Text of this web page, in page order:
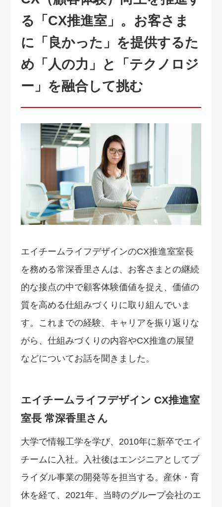
る「CX推進室」。お客さま
に「良かった」を提供するた
め「人の力」と「テクノロジ
ー」を融合して挑む
エイチームライフデザインのCX推進室室長
を務める常深香里さんは、お客さまとの継続
的な接点の中で顧客体験価値を捉え、価値の
質を高める仕組みづくりに取り組んでいま
す。これまでの経験、キャリアを振り返りな
がら、仕組みづくりの内容やCX推進の展望
などについてお話を聞きました。
エイチームライフデザイン CX推進室
室長 常深香里さん
大学で情報工学を学び、2010年に新卒でエイ
チームに入社。入社後はエンジニアとしてブ
ライダル事業の開発等を担当する。産休・育
休を経て、2021年、当時のグループ会社のエ